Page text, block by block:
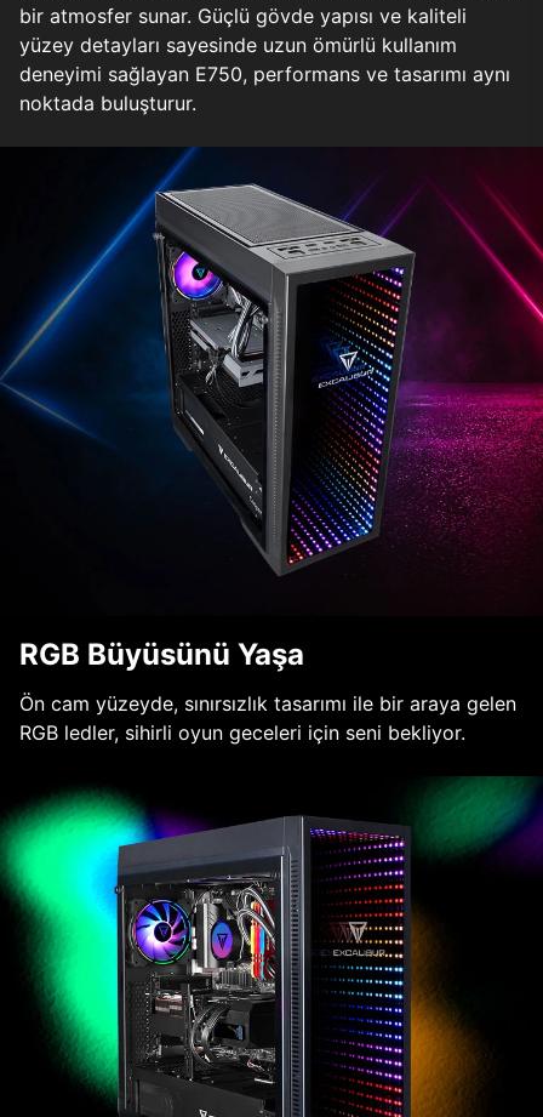
bir atmosfer sunar. Güçlü gövde yapısı ve kaliteli
yüzey detayları sayesinde uzun ömürlü kullanım
deneyimi sağlayan E750, performans ve tasarımı aynı
noktada buluşturur.
RGB Büyüsünü Yaşa
Ön cam yüzeyde, sınırsızlık tasarımı ile bir araya gelen
RGB ledler, sihirli oyun geceleri için seni bekliyor.